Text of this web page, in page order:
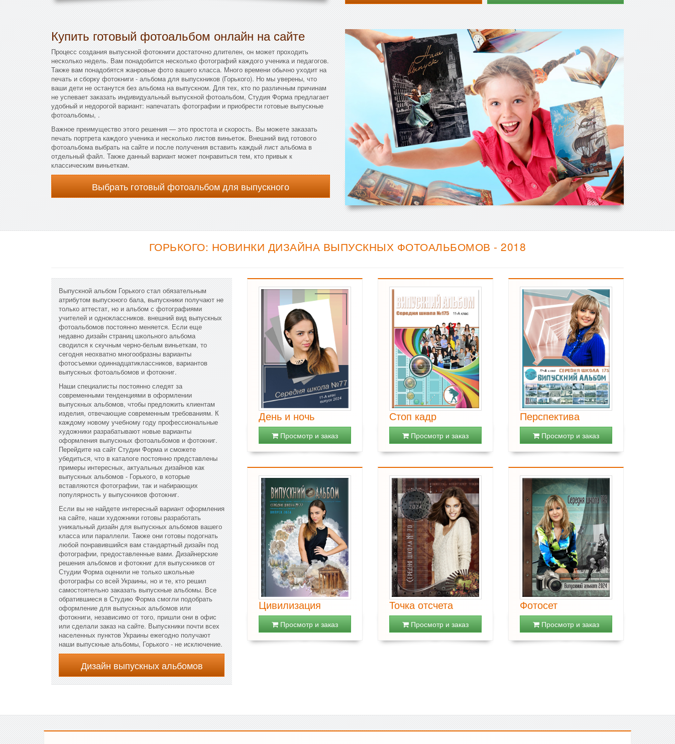
Купить готовый фотоальбом онлайн на сайте
Процесс создания выпускной фотокниги достаточно длителен, он может проходить
несколько недель. Вам понадобится несколько фотографий каждого ученика и педагогов.
Также вам понадобятся жанровые фото вашего класса. Много времени обычно уходит на
печать и сборку фотокниги - альбома для выпускников (Горького). Но мы уверены, что
ваши дети не останутся без альбома на выпускном. Для тех, кто по различным причинам
не успевает заказать индивидуальный выпускной фотоальбом, Студия Форма предлагает
удобный и недорогой вариант: напечатать фотографии и приобрести готовые выпускные
фотоальбомы, .
Важное преимущество этого решения — это простота и скорость. Вы можете заказать
печать портрета каждого ученика и несколько листов виньеток. Внешний вид готового
фотоальбома выбрать на сайте и после получения вставить каждый лист альбома в
отдельный файл. Также данный вариант может понравиться тем, кто привык к
классическим виньеткам.
Выбрать готовый фотоальбом для выпускного
ГОРЬКОГО: НОВИНКИ ДИЗАЙНА ВЫПУСКНЫХ ФОТОАЛЬБОМОВ - 2018
Выпускной альбом Горького стал обязательным
атрибутом выпускного бала, выпускники получают не
только аттестат, но и альбом с фотографиями
учителей и одноклассников. внешний вид выпускных
фотоальбомов постоянно меняется. Если еще
недавно дизайн страниц школьного альбома
сводился к скучным черно-белым виньеткам, то
сегодня неохватно многообразны варианты
фотосъемки одиннадцатиклассников, вариантов
выпускных фотоальбомов и фотокниг.
Наши специалисты постоянно следят за
современными тенденциями в оформлении
выпускных альбомов, чтобы предложить клиентам
изделия, отвечающие современным требованиям. К
каждому новому учебному году профессиональные
художники разрабатывают новые варианты
оформления выпускных фотоальбомов и фотокниг.
Перейдите на сайт Студии Форма и сможете
убедиться, что в каталоге постоянно представлены
примеры интересных, актуальных дизайнов как
выпускных альбомов - Горького, в которые
вставляются фотографии, так и набирающих
популярность у выпускников фотокниг.
Если вы не найдете интересный вариант оформления
на сайте, наши художники готовы разработать
уникальный дизайн для выпускных альбомов вашего
класса или параллели. Также они готовы подогнать
любой понравившийся вам стандартный дизайн под
фотографии, предоставленные вами. Дизайнерские
решения альбомов и фотокниг для выпускников от
Студии Форма оценили не только школьные
фотографы со всей Украины, но и те, кто решил
самостоятельно заказать выпускные альбомы. Все
обратившиеся в Студию Форма смогли подобрать
оформление для выпускных альбомов или
фотокниги, независимо от того, пришли они в офис
или сделали заказ на сайте. Выпускники почти всех
населенных пунктов Украины ежегодно получают
наши выпускные альбомы, Горького - не исключение.
Дизайн выпускных альбомов
День и ночь
Просмотр и заказ
Стоп кадр
Просмотр и заказ
Перспектива
Просмотр и заказ
Цивилизация
Просмотр и заказ
Точка отсчета
Просмотр и заказ
Фотосет
Просмотр и заказ